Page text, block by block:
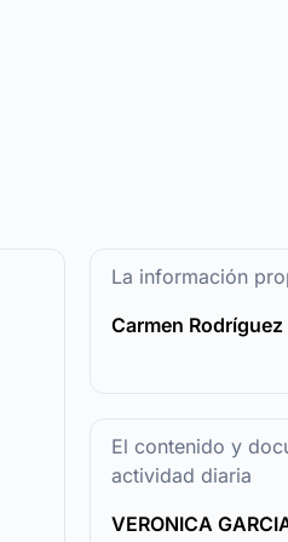
La información
Carmen Rodríguez
El contenido y
actividad diaria
VERONICA